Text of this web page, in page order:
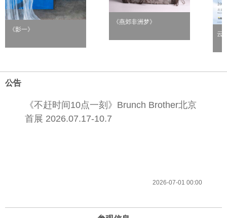
《影一》
《燕郊非洲梦》
云
公告
《不赶时间10点一刻》Brunch Brother北京
首展 2026.07.17-10.7
2026-07-01 00:00